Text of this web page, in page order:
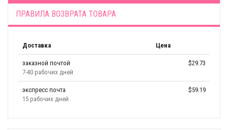
ПРАВИЛА ВОЗВРАТА ТОВАРА
Доставка Цена
заказной почтой
7-40 рабочих дней
$29.73
экспресс почта
15 рабочих дней
$59.19